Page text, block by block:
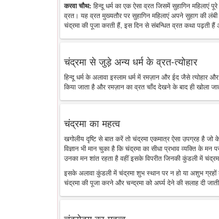
करवा चौथ: हिन्दू धर्म का एक ऐसा व्रत जिसमें सुहागिन महिलाएं
व्रत। यह व्रत मुख्यतौर पर सुहागिन महिलाएं अपने सुहाग की
चंद्रमा की पूजा करती हैं, इस दिन से संबन्धित व्रत कथा पढ़ती
चंद्रमा से जुड़े अन्य धर्म के व्रत-त्योहार
हिन्दू धर्म के अलावा इस्लाम धर्म में रमज़ान और ईद जैसे त्योहार
किया जाता है और रमज़ान का व्रत चाँद देखने के बाद ही खोला
चंद्रमा का महत्व
खगोलीय दृष्टि से बात करें तो चंद्रमा एकमात्र ऐसा उपग्रह है
विज्ञान भी मान चुका है कि चंद्रमा का सीधा प्रभाव व्यक्ति के
उनका मन शांत रहता है वहीं इसके विपरीत जिनकी कुंडली में
इसके अलावा कुंडली में चंद्रमा शुभ स्थान पर न हो या अशुभ ग्रहों
चंद्रमा की पूजा करने और चन्द्रमा को अर्घ्य देने की सलाह दी